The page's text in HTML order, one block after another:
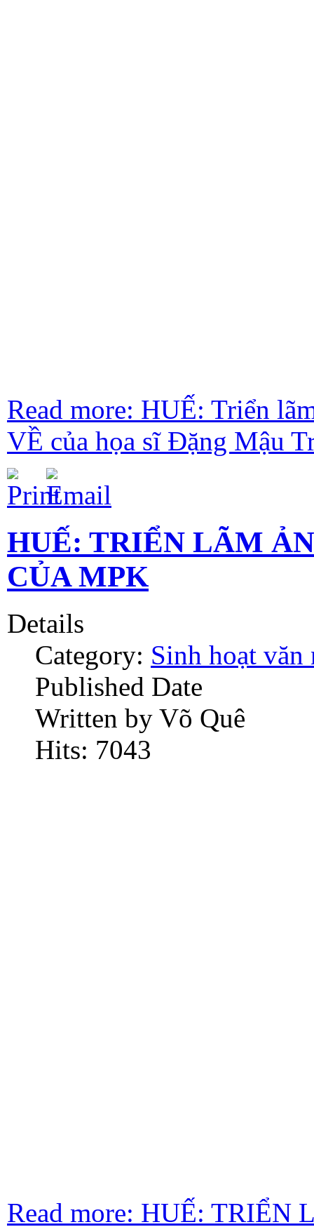
Read more: HUẾ: Triển
VỀ của họa sĩ Đặng Mậu
HUẾ: TRIỂN LÃM
CỦA MPK
Details
Category: Sinh hoạt văn
Published Date
Written by Võ Quê
Hits: 7043
Read more: HUẾ: